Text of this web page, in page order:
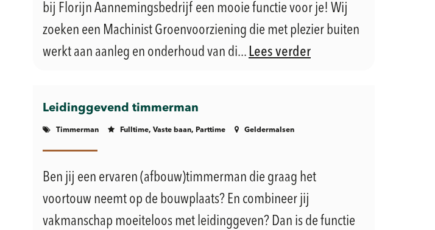
bij Florijn Aannemingsbedrijf een mooie functie voor je! Wij
zoeken een Machinist Groenvoorziening die met plezier buiten
werkt aan aanleg en onderhoud van di... Lees verder
Leidinggevend timmerman
Timmerman Fulltime, Vaste baan, Parttime Geldermalsen
Ben jij een ervaren (afbouw)timmerman die graag het
voortouw neemt op de bouwplaats? En combineer jij
vakmanschap moeiteloos met leidinggeven? Dan is de functie